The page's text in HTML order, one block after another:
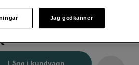
Lägg i kundvagn
Jag godkänner